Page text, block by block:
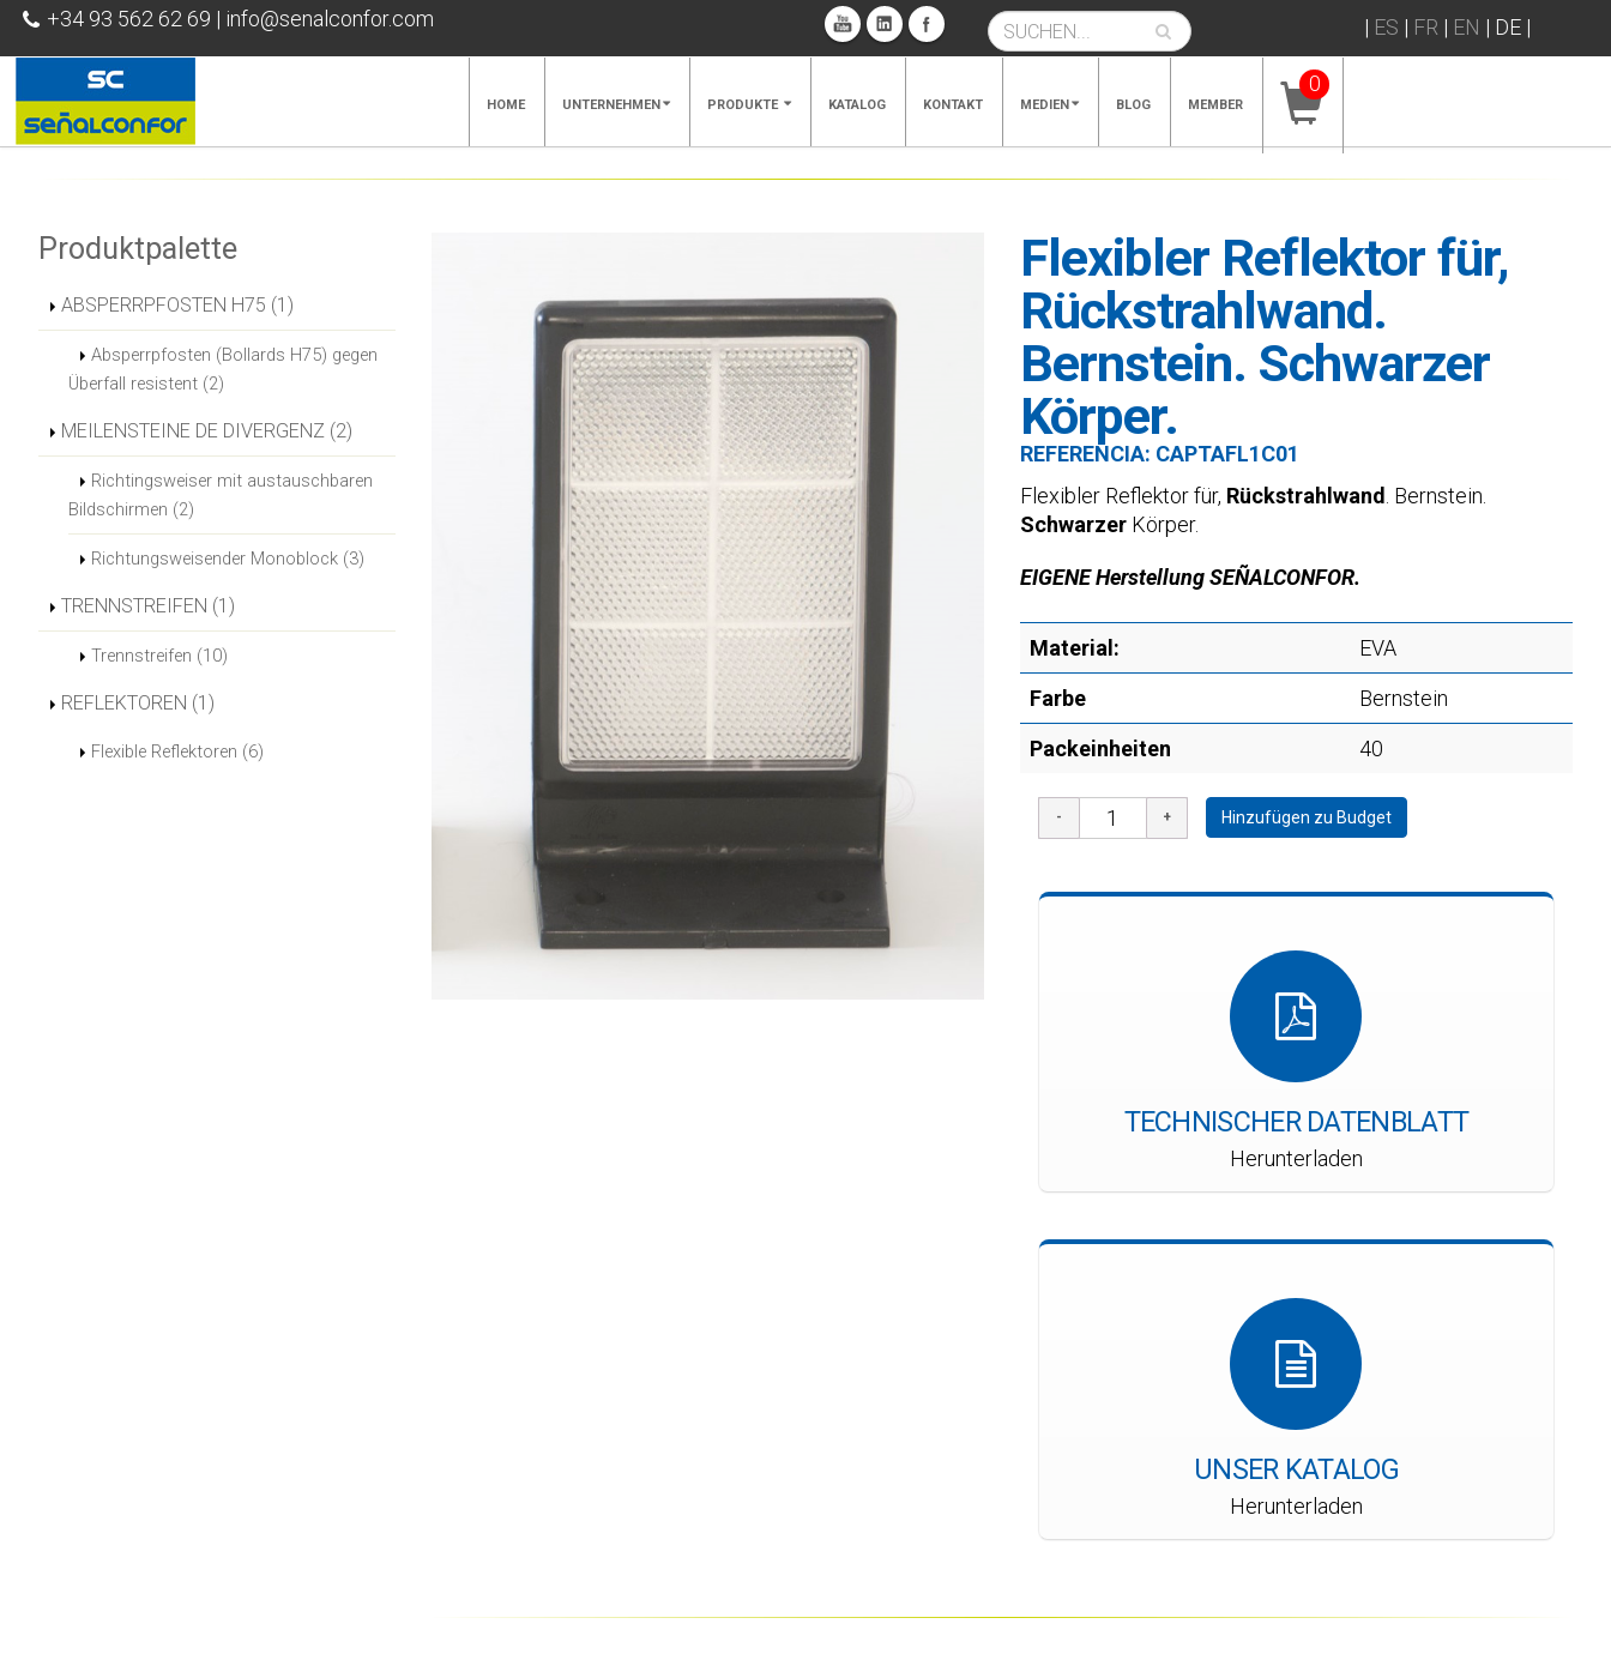
+34 93 562 62 69 | info@senalconfor.com | ES | FR | EN | DE|
HOME UNTERNEHMEN PRODUKTE KATALOG KONTAKT MEDIEN BLOG MEMBER
0
Produktpalette
ABSPERRPFOSTEN H75 (1)
Absperrpfosten (Bollards H75) gegen
Überfall resistent (2)
MEILENSTEINE DE DIVERGENZ (2)
Richtingsweiser mit austauschbaren
Bildschirmen (2)
Richtungsweisender Monoblock (3)
TRENNSTREIFEN (1)
Trennstreifen (10)
REFLEKTOREN (1)
Flexible Reflektoren (6)
Flexibler Reflektor für,
Rückstrahlwand.
Bernstein. Schwarzer
Körper.
REFERENCIA: CAPTAFL1C01
Flexibler Reflektor für, Rückstrahlwand . Bernstein.
SchwarzerKörper.
EIGENE Herstellung SEÑALCONFOR.
Material:
EVA
Farbe
Bernstein
Packeinheiten
40
Hinzufügen zu Budget
TECHNISCHER DATENBLATT
Herunterladen
UNSER KATALOG
Herunterladen